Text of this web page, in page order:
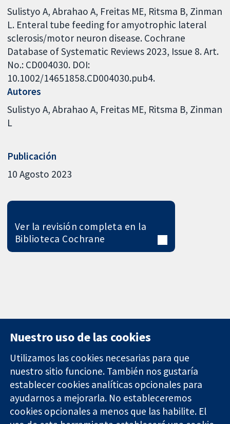
Sulistyo A, Abrahao A, Freitas ME, Ritsma B, Zinman
L. Enteral tube feeding for amyotrophic lateral
sclerosis/motor neuron disease. Cochrane
Database of Systematic Reviews 2023, Issue 8. Art.
No.: CD004030. DOI:
10.1002/14651858.CD004030.pub4.
Autores
Sulistyo A Abrahao A Freitas ME Ritsma B Zinman
L
Publicación
10 Agosto 2023
Ver la revisión completa en la
Biblioteca Cochrane
Evidencia fiable.
Decisiones
informadas.
11-13 Cavendish
Square
Londres
W1G 0AN
Reino Unido
Contacto
Noticias
Prensa
Sobre
nosotros
Nuestro uso de las cookies
Utilizamos las cookies necesarias para que
nuestro sitio funcione. También nos gustaría
establecer cookies analíticas opcionales para
ayudarnos a mejorarla. No estableceremos
cookies opcionales a menos que las habilite. El